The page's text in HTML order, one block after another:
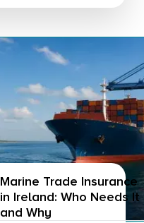
Marine Trade Insurance
in Ireland: Who Needs It
and Why